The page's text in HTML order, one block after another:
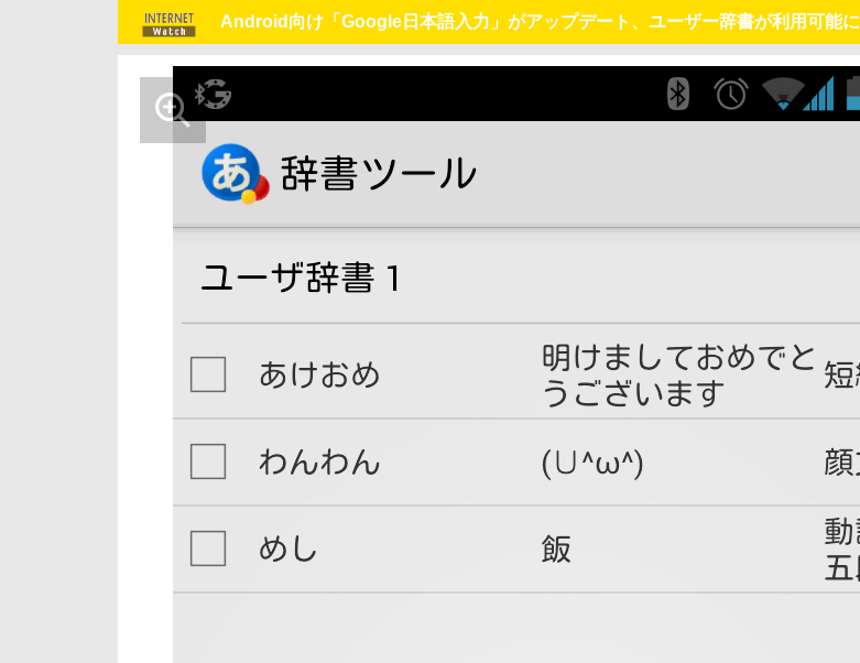
Android向け「Google日本語入力」がアップデート、ユーザー辞書が利用可能に